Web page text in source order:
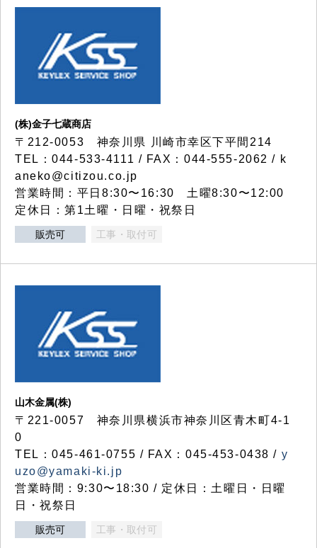
(株)金子七蔵商店
〒212-0053 神奈川県 川崎市幸区下平間214
TEL：044-533-4111 / FAX：044-555-2062 / k
aneko@citizou.co.jp
営業時間：平日8:30〜16:30 土曜8:30〜12:00
定休日：第1土曜・日曜・祝祭日
販売可 工事・取付可
山木金属(株)
〒221-0057 神奈川県横浜市神奈川区青木町4-1
0
TEL：045-461-0755 / FAX：045-453-0438 / y
uzo@yamaki-ki.jp
営業時間：9:30〜18:30 / 定休日：土曜日・日曜
日・祝祭日
販売可 工事・取付可